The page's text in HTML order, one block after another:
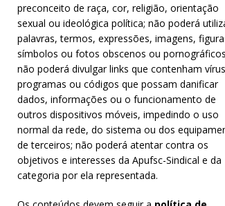
preconceito de raça, cor, religião, orientação
sexual ou ideológica política; não poderá
palavras, termos, expressões, imagens,
símbolos ou fotos obscenos ou
não poderá divulgar links que contenham
programas ou códigos que possam danificar
dados, informações ou o funcionamento de
outros dispositivos móveis, impedindo o uso
normal da rede, do sistema ou dos
de terceiros; não poderá atentar contra os
objetivos e interesses da Apufsc-Sindical e da
categoria por ela representada.